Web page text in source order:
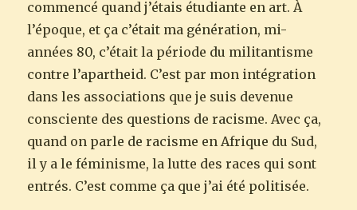
commencé quand j’étais étudiante en art. À
l’époque, et ça c’était ma génération, mi-
années 80, c’était la période du militantisme
contre l’apartheid. C’est par mon intégration
dans les associations que je suis devenue
consciente des questions de racisme. Avec ça,
quand on parle de racisme en Afrique du Sud,
il y a le féminisme, la lutte des races qui sont
entrés. C’est comme ça que j’ai été politisée.